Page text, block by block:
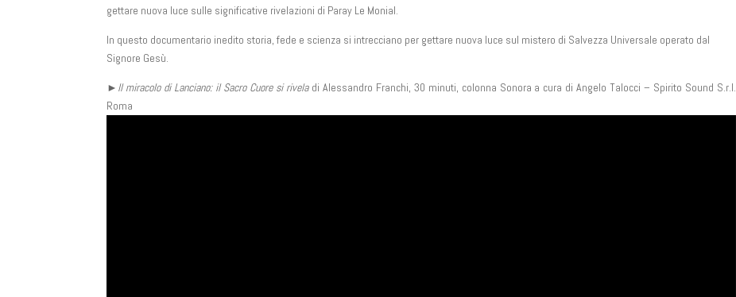
gettare nuova luce sulle significative rivelazioni di Paray Le Monial.
In questo documentario inedito storia, fede e scienza si intrecciano per gettare nuova luce sul mistero di Salvezza Universale operato dal
Signore Gesù.
►Il miracolo di Lanciano: il Sacro Cuore si rivela di Alessandro Franchi, 30 minuti, colonna Sonora a cura di Angelo Talocci – Spirito Sound S.r.l.
Roma